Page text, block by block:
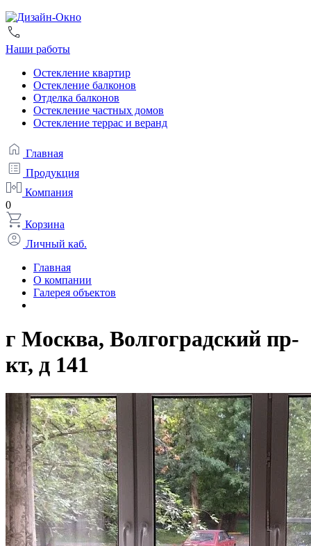
Наши работы
Остекление квартир
Остекление балконов
Отделка балконов
Остекление частных домов
Остекление террас и веранд
Главная
Продукция
Компания
0
Корзина
Личный каб.
Главная
О компании
Галерея объектов
г Москва, Волгоградский пр-
кт, д 141